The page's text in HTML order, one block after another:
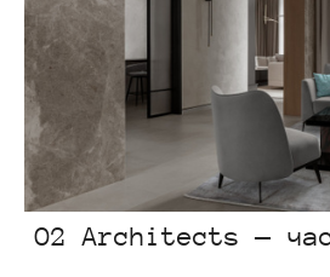
O2 Architects —